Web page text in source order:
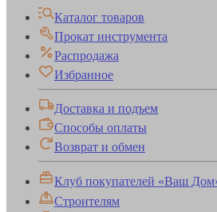
Каталог товаров
Прокат инструмента
Распродажа
Избранное
Доставка и подъем
Способы оплаты
Возврат и обмен
Клуб покупателей «Ваш
Строителям